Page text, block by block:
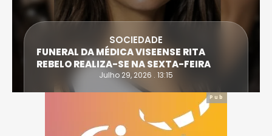
SOCIEDADE
MÉDICA VISEENSE RITA
SE NA SEXTA-FEIRA
ATLETA DE
EXTREMA DO
IRONWOMAN
Pub